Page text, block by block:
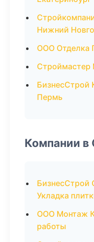
Нижний
ООО Отделка
Пермь
Компании в
БизнесСтрой
Укладка
ООО Монтаж
работы